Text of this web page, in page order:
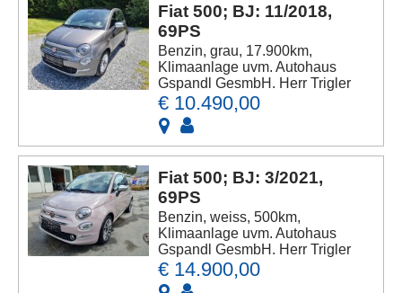
Fiat 500; BJ: 11/2018,
69PS
Benzin, grau, 17.900km,
Klimaanlage uvm. Autohaus
Gspandl GesmbH. Herr Trigler
€ 10.490,00
Fiat 500; BJ: 3/2021,
69PS
Benzin, weiss, 500km,
Klimaanlage uvm. Autohaus
Gspandl GesmbH. Herr Trigler
€ 14.900,00